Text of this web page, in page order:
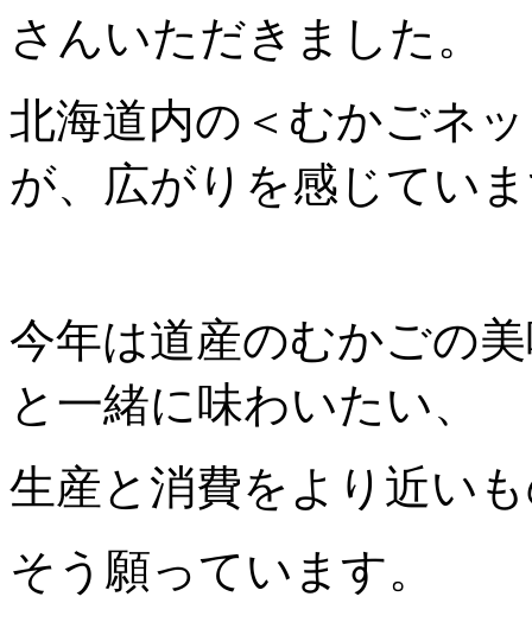
さんいただきました。
北海道内の＜むかごネ
が、広がりを感じてい
今年は道産のむかごの
と一緒に味わいたい、
生産と消費をより近い
そう願っています。